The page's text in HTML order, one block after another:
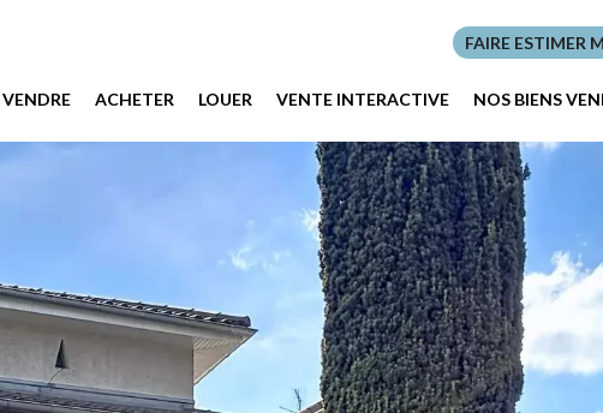
FAIRE ESTIMER
VENDRE ACHETER LOUER VENTE INTERACTIVE NOS BIENS